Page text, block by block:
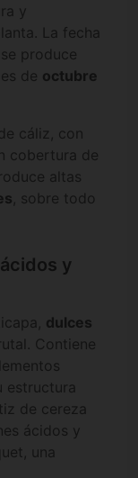
y
La fecha
se produce
de octubre
cáliz, con
cobertura de
altas
, sobre todo
y
dulces
Contiene
estructura
de cereza
ácidos y
una